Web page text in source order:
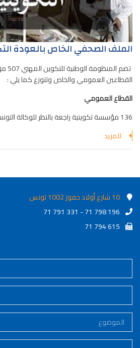
الملف الصحفي الخاص بالعودة التكوينية
تضم
القطاعين العمومي والخاص وتتوزع كما يلي :
القطاع العمومي
136مؤسسة تكوينية راجعة بالنظر للوكالة
للمزيد
10 شارع أولاد حفوز 1002 تونس
71 791 331 - 71 798 196
71 794 615